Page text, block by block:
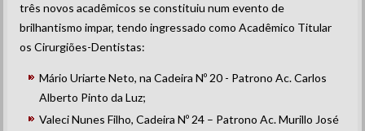
três novos acadêmicos se constituiu num evento de
brilhantismo impar, tendo ingressado como Acadêmico Titular
os Cirurgiões-Dentistas:
Mário Uriarte Neto, na Cadeira Nº 20 - Patrono Ac. Carlos
Alberto Pinto da Luz;
Valeci Nunes Filho, Cadeira Nº 24 – Patrono Ac. Murillo José